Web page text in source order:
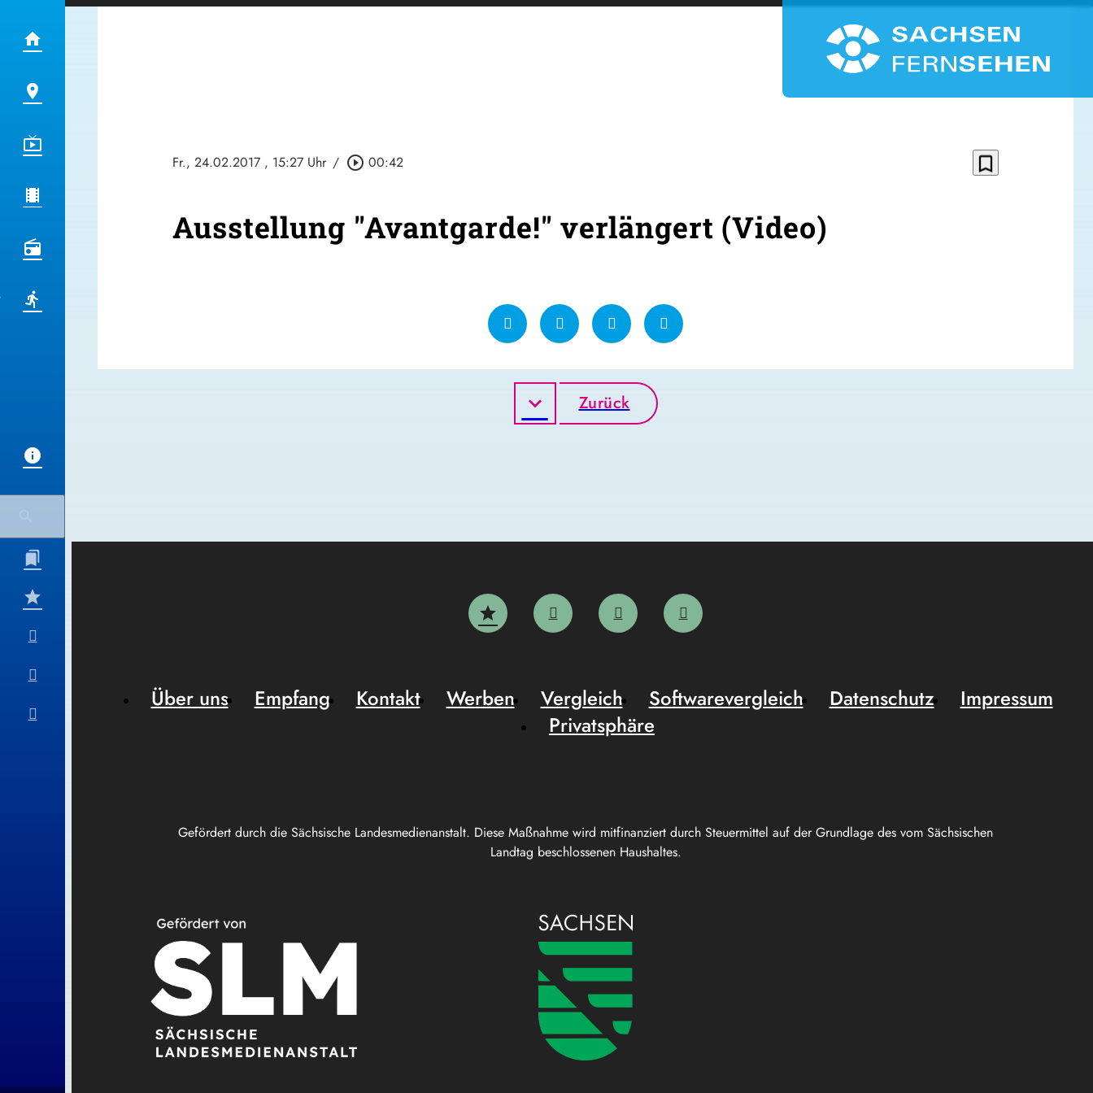
Fr., 24.02.2017 , 15:27 Uhr / play_circle_outline 00:42 bookmark_border
Ausstellung "Avantgarde!" verlängert (Video)
Zurück
Gefördert durch die Sächsische Landesmedienanstalt. Diese Maßnahme wird mitfinanziert durch Steuermittel auf der Grundlage des vom Sächsischen
Landtag beschlossenen Haushaltes.
Über uns Empfang Kontakt Werben Vergleich Softwarevergleich Datenschutz
Impressum
Privatsphäre